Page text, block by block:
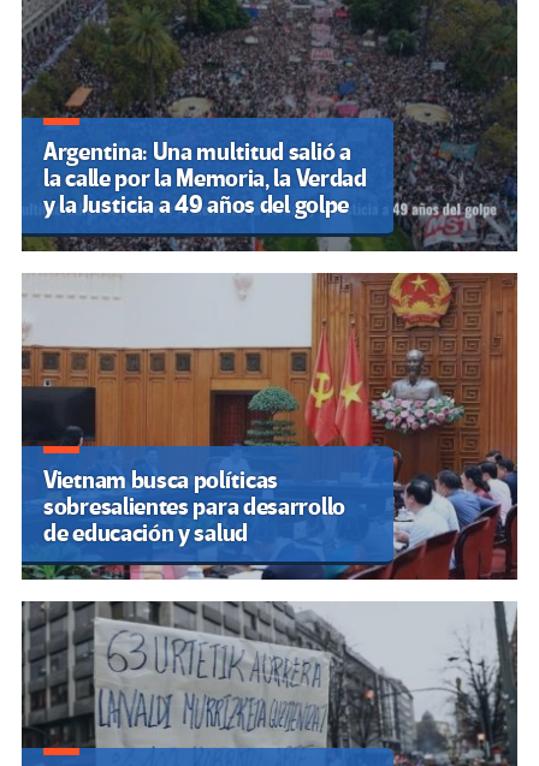
Argentina: Una multitud salió a
la calle por la Memoria, la Verdad
y la Justicia a 49 años del golpe
Vietnam busca políticas
sobresalientes para desarrollo
de educación y salud